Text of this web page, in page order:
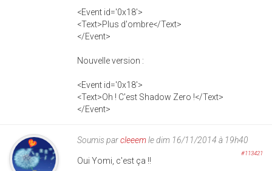
<Event id='0x18'>
<Text>Plus d'ombre</Text>
</Event>
Nouvelle version :
<Event id='0x18'>
<Text>Oh ! C'est Shadow Zero !</Text>
</Event>
Soumis parcleeemle dim 16/11/2014 à 19h40
#113421
Oui Yomi, c'est ça !!